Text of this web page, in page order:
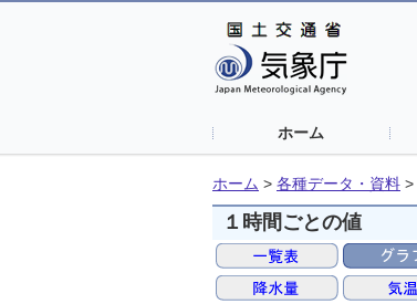
ホーム
ホーム > 各種データ・資料 >
１時間ごとの値